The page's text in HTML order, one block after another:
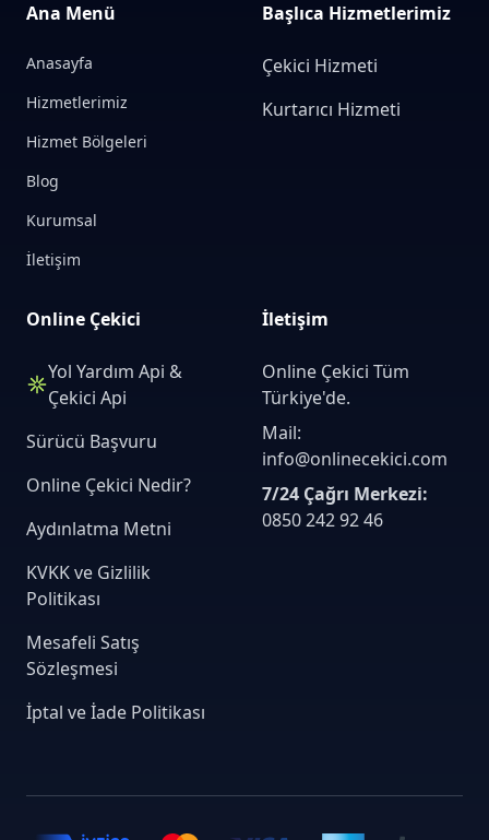
Ana Menü
Anasayfa
Hizmetlerimiz
Hizmet Bölgeleri
Blog
Kurumsal
İletişim
Başlıca Hizmetlerimiz
Çekici Hizmeti
Kurtarıcı Hizmeti
Online Çekici
Yol Yardım Api &
Çekici Api
Sürücü Başvuru
Online Çekici Nedir?
Aydınlatma Metni
KVKK ve Gizlilik
Politikası
Mesafeli Satış
Sözleşmesi
İptal ve İade Politikası
İletişim
Online Çekici Tüm
Türkiye'de.
Mail:
info@onlinecekici.com
7/24 Çağrı Merkezi:
0850 242 92 46